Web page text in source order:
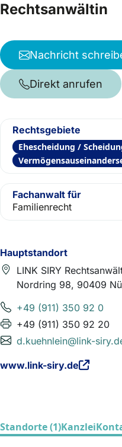
Hauptstandort
LINK SIRY
Nordring 98, 90409
+49 (911) 350 92 0
+49 (911) 350 92 20
d.kuehnlein@link-
www.link-siry.de
Rechtsanwältin
Nachricht
Direkt anrufen
Rechtsgebiete
Ehescheidung /
Fachanwalt für
Familienrecht
Standorte (1)Kanzlei